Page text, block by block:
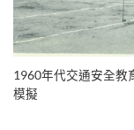
1960年代交通安全教
模擬